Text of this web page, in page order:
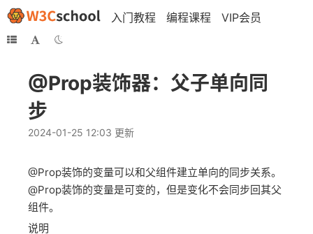
入门教程 编程课程 VIP会员
@Prop装饰器：父子单向同
步
2024-01-25 12:03 更新
@Prop装饰的变量可以和父组件建立单向的同步关系。
@Prop装饰的变量是可变的，但是变化不会同步回其父
组件。
说明